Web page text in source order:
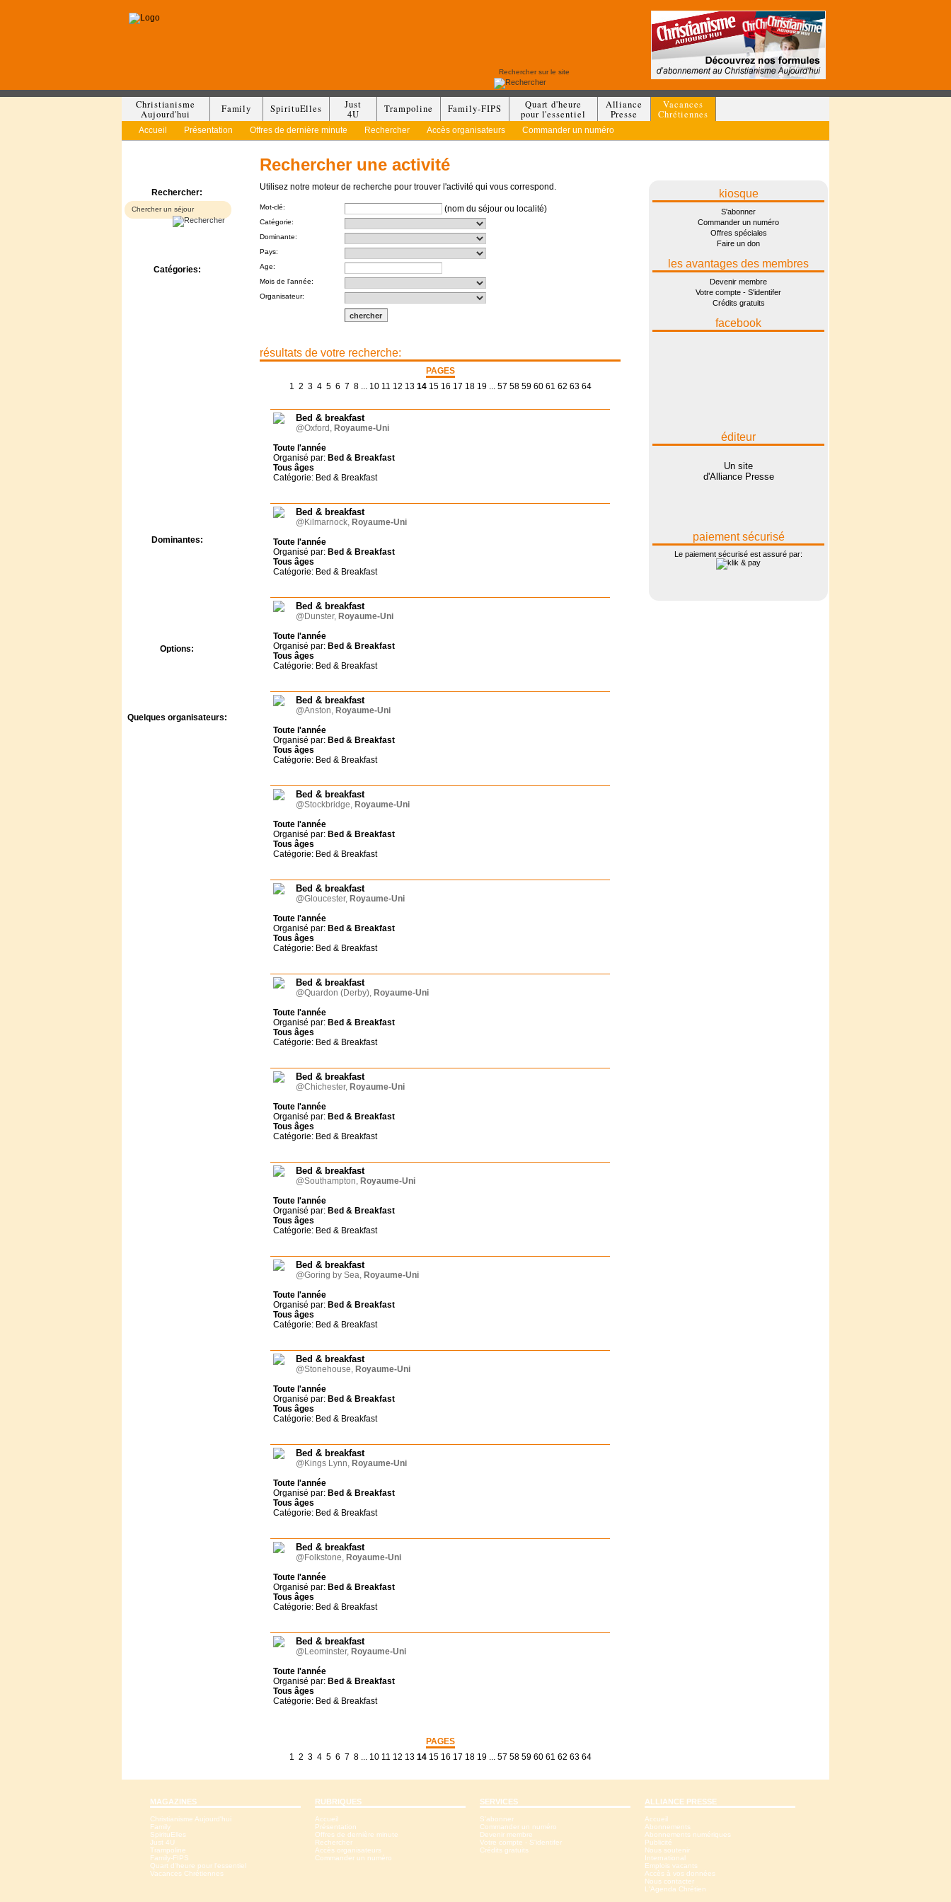
Christianisme
Aujourd'hui
Family SpirituElles
Just
4U
Trampoline Family-FIPS
Quart d'heure
pour l'essentiel
Alliance
Presse
Vacances
Chrétiennes
Accueil Présentation Offres de dernière minute Rechercher Accès organisateurs Commander un numéro
Rechercher:
Catégories:
Dominantes:
Options:
Quelques organisateurs:
Rechercher une activité
Utilisez notre moteur de recherche pour trouver l'activité qui vous correspond.
Mot-clé: (nom du séjour ou localité)
Catégorie:
Dominante:
Pays:
Age:
Mois de l'année:
Organisateur:
résultats de votre recherche:
PAGES
1 2 3 4 5 6 7 8... 10 11 12 13 14 15 16 17 18 19... 57 58 59 60 61 62 63 64
Bed & breakfast
@Oxford, Royaume-Uni
Toute l'année
Organisé par: Bed & Breakfast
Tous âges
Catégorie: Bed & Breakfast
Bed & breakfast
@Kilmarnock, Royaume-Uni
Toute l'année
Organisé par: Bed & Breakfast
Tous âges
Catégorie: Bed & Breakfast
Bed & breakfast
@Dunster, Royaume-Uni
Toute l'année
Organisé par: Bed & Breakfast
Tous âges
Catégorie: Bed & Breakfast
Bed & breakfast
@Anston, Royaume-Uni
Toute l'année
Organisé par: Bed & Breakfast
Tous âges
Catégorie: Bed & Breakfast
Bed & breakfast
@Stockbridge, Royaume-Uni
Toute l'année
Organisé par: Bed & Breakfast
Tous âges
Catégorie: Bed & Breakfast
Bed & breakfast
@Gloucester, Royaume-Uni
Toute l'année
Organisé par: Bed & Breakfast
Tous âges
Catégorie: Bed & Breakfast
Bed & breakfast
@Quardon (Derby), Royaume-Uni
Toute l'année
Organisé par: Bed & Breakfast
Tous âges
Catégorie: Bed & Breakfast
Bed & breakfast
@Chichester, Royaume-Uni
Toute l'année
Organisé par: Bed & Breakfast
Tous âges
Catégorie: Bed & Breakfast
Bed & breakfast
@Southampton, Royaume-Uni
Toute l'année
Organisé par: Bed & Breakfast
Tous âges
Catégorie: Bed & Breakfast
Bed & breakfast
@Goring by Sea, Royaume-Uni
Toute l'année
Organisé par: Bed & Breakfast
Tous âges
Catégorie: Bed & Breakfast
Bed & breakfast
@Stonehouse, Royaume-Uni
Toute l'année
Organisé par: Bed & Breakfast
Tous âges
Catégorie: Bed & Breakfast
Bed & breakfast
@Kings Lynn, Royaume-Uni
Toute l'année
Organisé par: Bed & Breakfast
Tous âges
Catégorie: Bed & Breakfast
Bed & breakfast
@Folkstone, Royaume-Uni
Toute l'année
Organisé par: Bed & Breakfast
Tous âges
Catégorie: Bed & Breakfast
Bed & breakfast
@Leominster, Royaume-Uni
Toute l'année
Organisé par: Bed & Breakfast
Tous âges
Catégorie: Bed & Breakfast
PAGES
1 2 3 4 5 6 7 8... 10 11 12 13 14 15 16 17 18 19... 57 58 59 60 61 62 63 64
kiosque
S'abonner
Commander un numéro
Offres spéciales
Faire un don
les avantages des membres
Devenir membre
Votre compte - S'identifer
Crédits gratuits
facebook
éditeur
Un site
d'Alliance Presse
paiement sécurisé
Le paiement sécurisé est assuré par:
MAGAZINES
Christianisme Aujourd'hui
Family
SpirituElles
Just 4U
Trampoline
Family-FIPS
Quart d'heure pour l'essentiel
Vacances Chrétiennes
RUBRIQUES
Accueil
Présentation
Offres de dernière minute
Rechercher
Accès organisateurs
Commander un numéro
SERVICES
S'abonner
Commander un numéro
Devenir membre
Votre compte - S'identifer
Crédits gratuits
ALLIANCE PRESSE
Accueil
Abonnements
Abonnements numériques
Publicité
Nous soutenir
International
Emplois vacants
Accès à vos données
Nous contacter
L'Agenda Chrétien